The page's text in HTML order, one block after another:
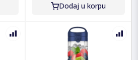
Dodaj u korpu